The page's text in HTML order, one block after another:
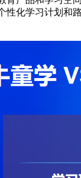
性化学习计划和